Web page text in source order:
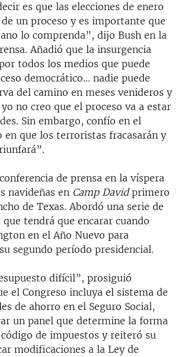
VIVIENDA EN CUBA
HIALEAH
RUSA EN AMÉRICA LATINA
A UCRANIA
es que las elecciones de enero
un proceso y es importante que
lo comprenda”, dijo Bush en la
Añadió que la insurgencia
todos los medios que puede
democrático... nadie puede
del camino en meses venideros y
no creo que el proceso va a estar
Sin embargo, confío en el
en que los terroristas fracasarán y
de prensa en la víspera
navideñas en Camp Davidprimero
de Texas. Abordó una serie de
tendrá que encarar cuando
en el Año Nuevo para
segundo período presidencial.
difícil”, prosiguió
el Congreso incluya el sistema de
de ahorro en el Seguro Social,
un panel que determine la forma
de impuestos y reiteró su
modificaciones a la Ley de